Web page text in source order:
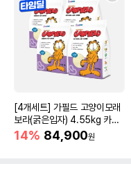
[4개세트] 가필드 고양이모래
보라(굵은입자) 4.55kg 카사
바모래
14% 84,900원